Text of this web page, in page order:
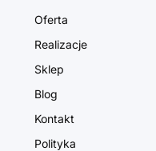
Oferta
Realizacje
Sklep
Blog
Kontakt
Polityka